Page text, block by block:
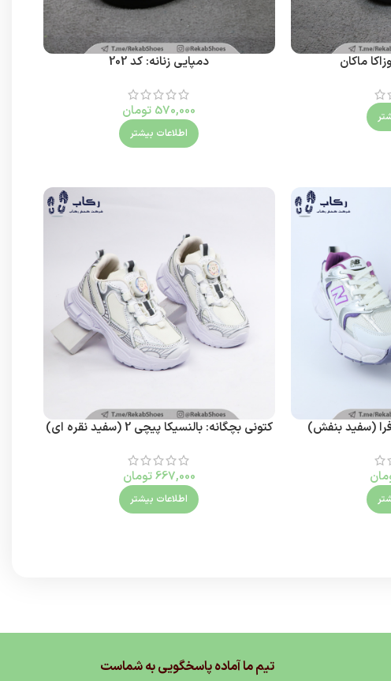
ماکان دمپایی زنانه: کد 202
570,000 تومان
اطلاعات بیشتر
(سفید بنفش) کتونی بچگانه: بالنسیکا پیچی 2 (سفید نقره ای)
667,000تومان
اطلاعات بیشتر
تیم ما آماده پاسخگویی به شماست